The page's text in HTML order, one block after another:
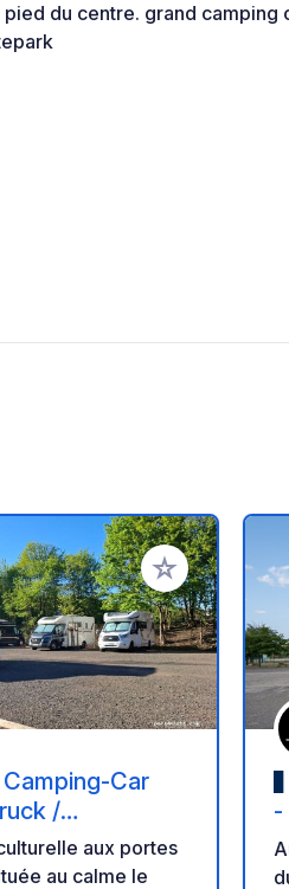
pied du centre. grand camping
Ajouter à vos
Camping-Car
/
–
Bords de
aux portes
au calme le
-